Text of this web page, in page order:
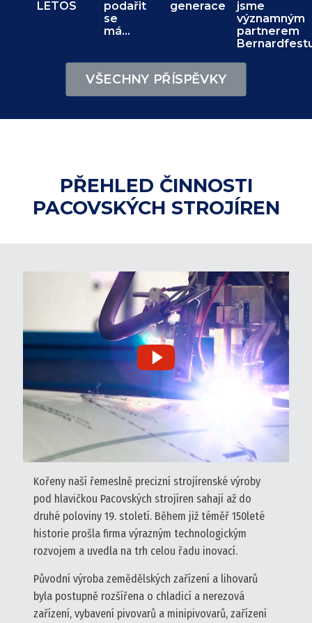
LETOS
podařit
se
má…
generace
jsme
významným
partnerem
VŠECHNY PŘÍSPĚVKY
PŘEHLED ČINNOSTI
PACOVSKÝCH STROJÍREN
Kořeny naší řemeslně precizní strojírenské výroby
pod hlavičkou Pacovských strojíren sahají až do
druhé poloviny 19. století. Během již téměř 150leté
historie prošla firma výrazným technologickým
rozvojem a uvedla na trh celou řadu inovací.
Původní výroba zemědělských zařízení a lihovarů
byla postupně rozšířena o chladicí a nerezová
zařízení, vybavení pivovarů a minipivovarů, zařízení